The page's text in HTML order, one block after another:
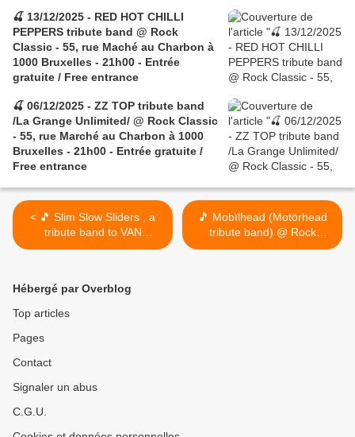
🍒 13/12/2025 - RED HOT CHILLI
PEPPERS tribute band @ Rock
Classic - 55, rue Maché au Charbon à
1000 Bruxelles - 21h00 - Entrée
gratuite / Free entrance
🍒 06/12/2025 - ZZ TOP tribute band
/La Grange Unlimited/ @ Rock Classic
- 55, rue Marché au Charbon à 1000
Bruxelles - 21h00 - Entrée gratuite /
Free entrance
< 🎵 Slim Slow Sliders , a
tribute band to VAN
MORRISON @ Rock
🎵 Mobïlhead (Motörhead
tribute band) @ Rock
Classic - 26/12/2020 -
Hébergé par Overblog
Top articles
Pages
Contact
Signaler un abus
C.G.U.